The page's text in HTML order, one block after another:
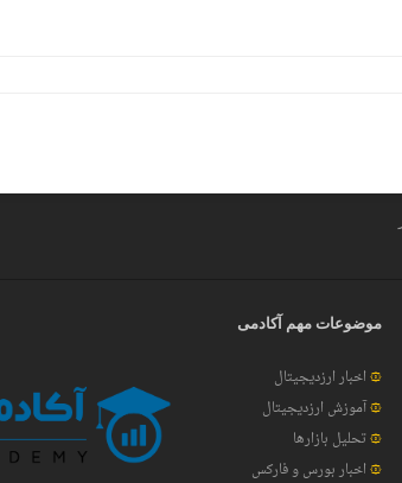
موضوعات مهم آکادمی
اخبار ارزدیجیتال
آموزش ارزدیجیتال
تحلیل بازارها
اخبار بورس و فارکس